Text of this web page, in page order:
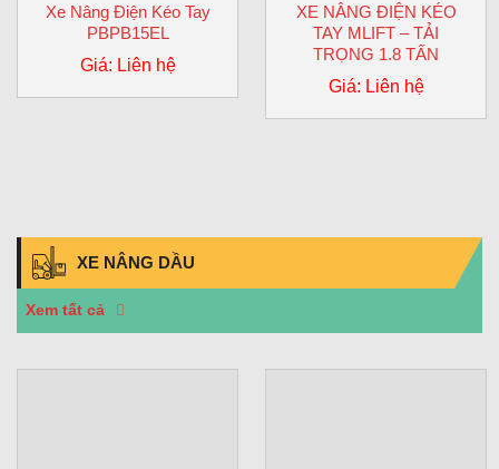
Xe Nâng Điện Kéo Tay
PBPB15EL
Giá: Liên hệ
XE NÂNG ĐIỆN KÉO
TAY MLIFT – TẢI
TRỌNG 1.8 TẤN
Giá: Liên hệ
XE NÂNG DẦU
Xem tất cả